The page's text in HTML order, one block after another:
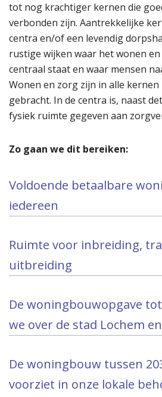
tot nog krachtiger kernen die
verbonden zijn. Aantrekkelijke
centra en/of een levendig
rustige wijken waar het wonen
centraal staat en waar mensen
Wonen en zorg zijn in alle
gebracht. In de centra is, naast
fysiek ruimte gegeven aan
Zo gaan we dit bereiken:
Voldoende betaalbare
iedereen
Ruimte voor inbreiding,
uitbreiding
De woningbouwopgave
we over de stad Lochem
De woningbouw tussen
voorziet in onze lokale